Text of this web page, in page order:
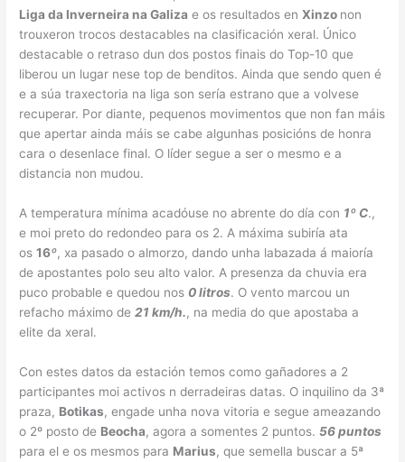
Liga da Inverneira na Galiza e os resultados enXinzo non
trouxeron trocos destacables na clasificación xeral. Único
destacable o retraso dun dos postos finais do Top-10 que
liberou un lugar nese top de benditos. Ainda que sendo quen é
e a súa traxectoria na liga son sería estrano que a volvese
recuperar. Por diante, pequenos movimentos que non fan máis
que apertar ainda máis se cabe algunhas posicións de honra
cara o desenlace final. O líder segue a ser o mesmo e a
distancia non mudou.
A temperatura mínima acadóuse no abrente do día con 1º C.,
e moi preto do redondeo para os 2. A máxima subiría ata
os16º, xa pasado o almorzo, dando unha labazada á maioría
de apostantes polo seu alto valor. A presenza da chuvia era
puco probable e quedou nos 0 litros. O vento marcou un
refacho máximo de21 km/h., na media do que apostaba a
elite da xeral.
Con estes datos da estación temos como gañadores a 2
participantes moi activos n derradeiras datas. O inquilino da 3ª
praza, Botikas, engade unha nova vitoria e segue ameazando
o 2º posto de Beocha, agora a somentes 2 puntos.56 puntos
para el e os mesmos para Marius, que semella buscar a 5ª